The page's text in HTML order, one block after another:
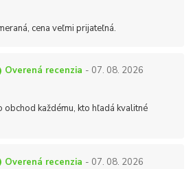
cena veľmi prijateľná.
Overená recenzia - 07. 08. 2026
každému, kto hľadá kvalitné
Overená recenzia - 07. 08. 2026